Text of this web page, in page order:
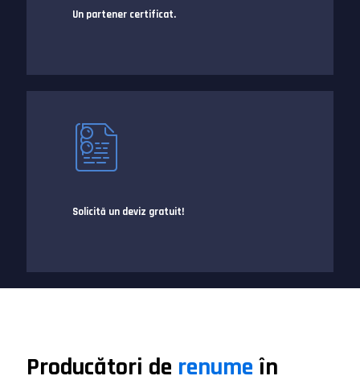
Un partener certificat.
Solicită un deviz gratuit!
Producători de renume în